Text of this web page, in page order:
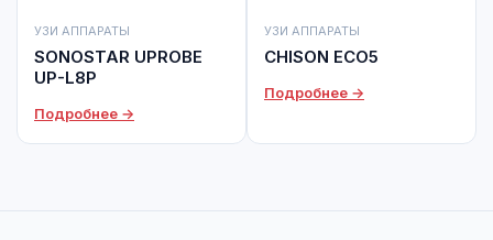
УЗИ АППАРАТЫ
SONOSTAR UPROBE
UP-L8P
Подробнее →
УЗИ АППАРАТЫ
CHISON ECO5
Подробнее →